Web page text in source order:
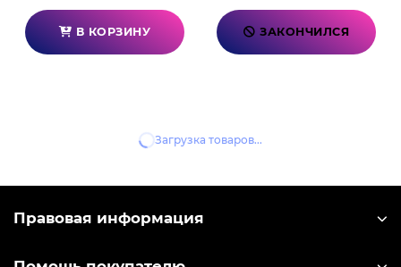
В КОРЗИНУ ЗАКОНЧИЛСЯ